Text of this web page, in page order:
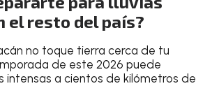
el resto del país?
no toque tierra cerca de tu
de este 2026 puede
intensas a cientos de kilómetros de